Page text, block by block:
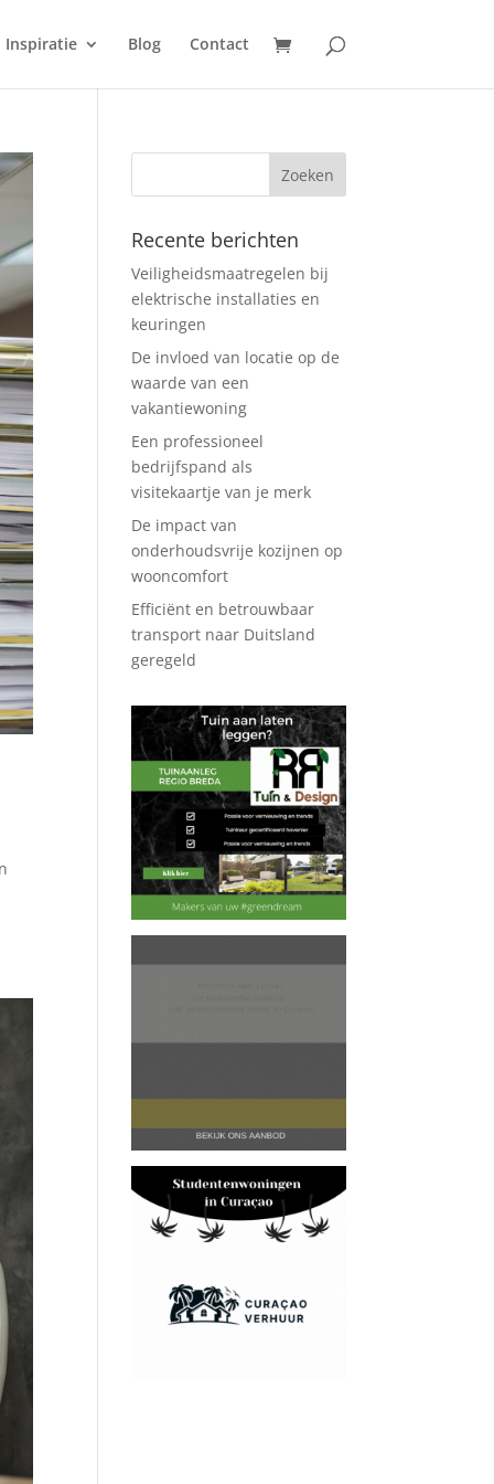
Inspiratie Blog Contact
Recente berichten
Veiligheidsmaatregelen bij
elektrische installaties en
keuringen
De invloed van locatie op de
waarde van een
vakantiewoning
Een professioneel
bedrijfspand als
visitekaartje van je merk
De impact van
onderhoudsvrije kozijnen op
wooncomfort
Efficiënt en betrouwbaar
transport naar Duitsland
geregeld